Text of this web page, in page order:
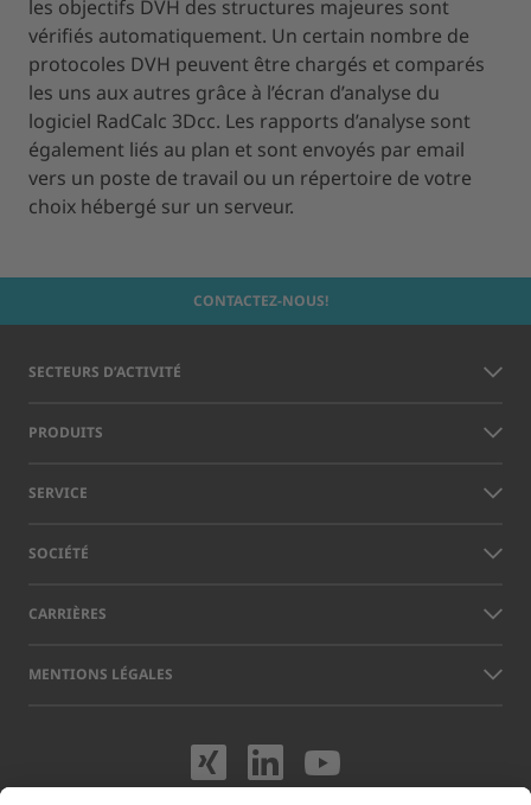
les objectifs DVH des structures majeures sont
vérifiés automatiquement. Un certain nombre de
protocoles DVH peuvent être chargés et comparés
les uns aux autres grâce à l’écran d’analyse du
logiciel RadCalc 3Dcc. Les rapports d’analyse sont
également liés au plan et sont envoyés par email
vers un poste de travail ou un répertoire de votre
choix hébergé sur un serveur.
CONTACTEZ-NOUS!
SECTEURS D’ACTIVITÉ
PRODUITS
SERVICE
SOCIÉTÉ
CARRIÈRES
MENTIONS LÉGALES
Rendez-nous
Rendez-